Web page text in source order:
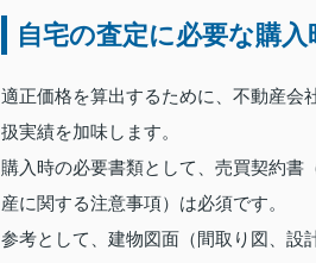
自宅の査定に必要な購入
適正価格を算出するために、不動産会
扱実績を加味します。
購入時の必要書類として、売買契約書
産に関する注意事項）は必須です。
参考として、建物図面（間取り図、設